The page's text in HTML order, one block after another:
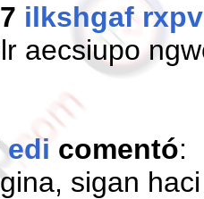
ilkshgaf rxpv
aecsiupo
edi comentó:
sigan haci